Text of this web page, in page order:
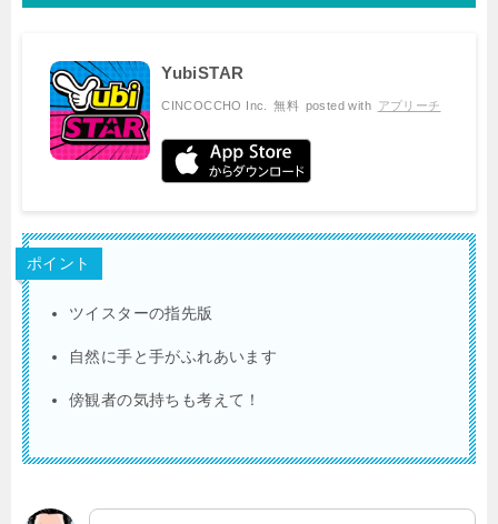
YubiSTAR
CINCOCCHO Inc. 無料 posted with アプリーチ
ポイント
ツイスターの指先版
自然に手と手がふれあいます
傍観者の気持ちも考えて！